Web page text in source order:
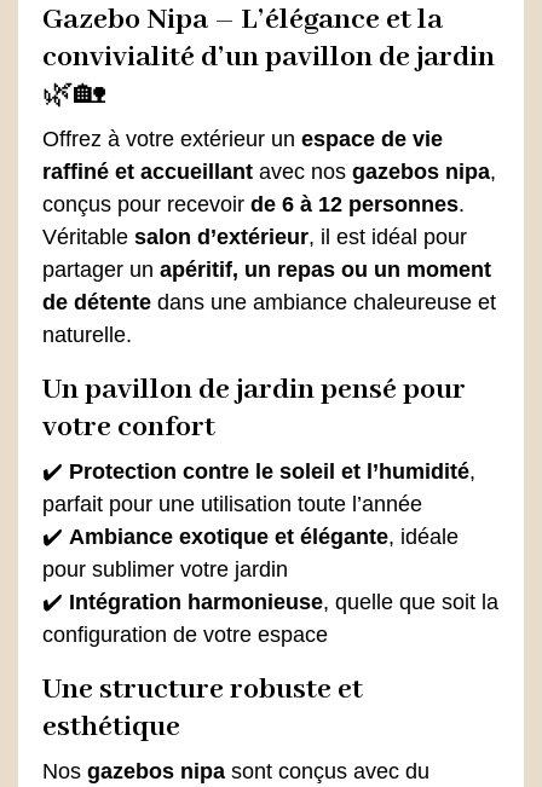
Gazebo Nipa – L’élégance et la
convivialité d’un pavillon de jardin
🌿🏡
Offrez à votre extérieur un espace de vie
raffiné et accueillant avec nos gazebos nipa,
conçus pour recevoir de 6 à 12 personnes.
Véritable salon d’extérieur, il est idéal pour
partager un apéritif, un repas ou un moment
de détente dans une ambiance chaleureuse et
naturelle.
Un pavillon de jardin pensé pour
votre confort
✔️ Protection contre le soleil et l’humidité,
parfait pour une utilisation toute l’année
✔️ Ambiance exotique et élégante, idéale
pour sublimer votre jardin
✔️ Intégration harmonieuse, quelle que soit la
configuration de votre espace
Une structure robuste et
esthétique
Nos gazebos nipa sont conçus avec du